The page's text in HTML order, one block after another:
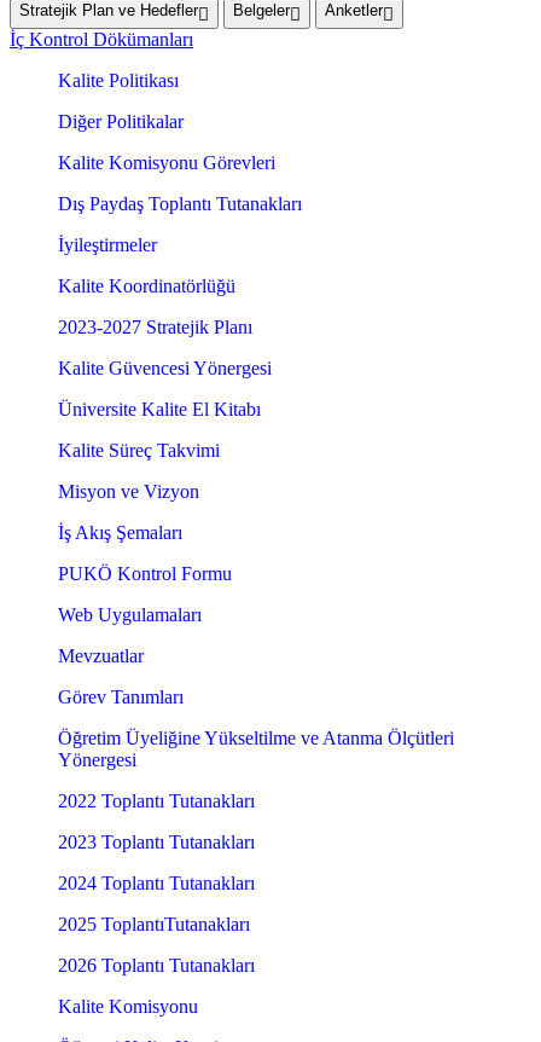
Stratejik Plan ve Hedefler
Belgeler Anketler
İç Kontrol Dökümanları
Kalite Politikası
Diğer Politikalar
Kalite Komisyonu Görevleri
Dış Paydaş Toplantı Tutanakları
İyileştirmeler
Kalite Koordinatörlüğü
2023-2027 Stratejik Planı
Kalite Güvencesi Yönergesi
Üniversite Kalite El Kitabı
Kalite Süreç Takvimi
Misyon ve Vizyon
İş Akış Şemaları
PUKÖ Kontrol Formu
Web Uygulamaları
Mevzuatlar
Görev Tanımları
Öğretim Üyeliğine Yükseltilme ve Atanma Ölçütleri
Yönergesi
2022 Toplantı Tutanakları
2023 Toplantı Tutanakları
2024 Toplantı Tutanakları
2025 ToplantıTutanakları
2026 Toplantı Tutanakları
Kalite Komisyonu